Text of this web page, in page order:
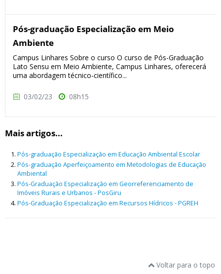
Pós-graduação Especialização em Meio
Ambiente
Campus Linhares Sobre o curso O curso de Pós-Graduação
Lato Sensu em Meio Ambiente, Campus Linhares, oferecerá
uma abordagem técnico-científico...
03/02/23 08h15
Mais artigos...
Pós-graduação Especialização em Educação Ambiental Escolar
Pós-graduação Aperfeiçoamento em Metodologias de Educação
Ambiental
Pós-Graduação Especialização em Georreferenciamento de
Imóveis Rurais e Urbanos - PosGiru
Pós-Graduação Especialização em Recursos Hídricos - PGREH
Voltar para o topo